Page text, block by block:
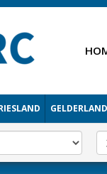
GELDERLAND